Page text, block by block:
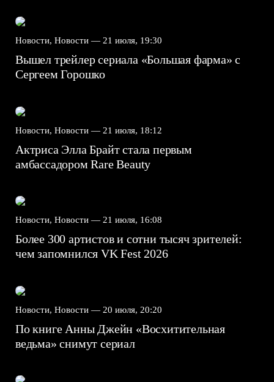
Новости, Новости — 21 июля, 19:30
Вышел трейлер сериала «Большая фарма» с
Сергеем Горошко
Новости, Новости — 21 июля, 18:12
Актриса Элла Брайт стала первым
амбассадором Rare Beauty
Новости, Новости — 21 июля, 16:08
Более 300 артистов и сотни тысяч зрителей:
чем запомнился VK Fest 2026
Новости, Новости — 20 июля, 20:20
По книге Анны Джейн «Восхитительная
ведьма» снимут сериал